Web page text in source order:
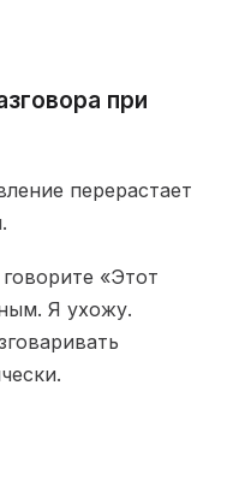
при
перерастает
«Этот
Я ухожу.